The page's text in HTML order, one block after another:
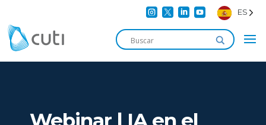
    ES
Webinar | IA en el